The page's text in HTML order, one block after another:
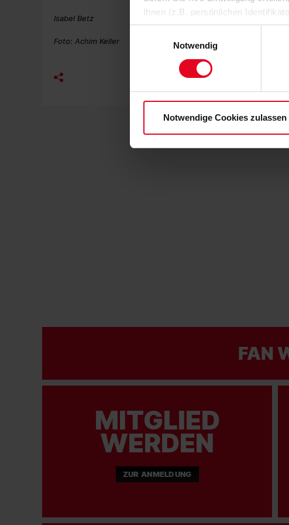
Ihnen (z.B. persönlichen
zulassen“-Button stimmen Sie der
personenbezogenen Daten für die
Soweit Sie „Notwendige
Notwendig
Notwendige Cookies zulassen
Isabel Betz
Foto: Achim Keller
FAN
MITGLIED
WERDEN
ZUR ANMELDUNG